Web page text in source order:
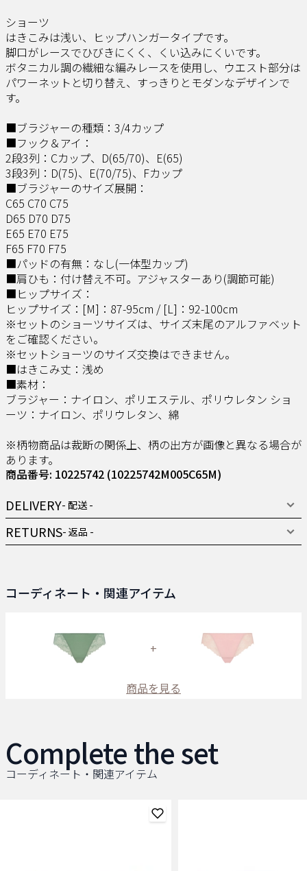
ショーツ
はきこみは浅い、ヒップハンガータイプです。
脚口がレースでひびきにくく、くい込みにくいです。
ボタニカル調の繊細な編みレースを使用し、ウエスト部分は
パワーネットと切り替え、すっきりとモダンなデザインで
す。
■ブラジャーの種類：3/4カップ
■フック＆アイ：
2段3列：Cカップ、D(65/70)、E(65)
3段3列：D(75)、E(70/75)、Fカップ
■ブラジャーのサイズ展開：
C65 C70 C75
D65 D70 D75
E65 E70 E75
F65 F70 F75
■パッドの有無：なし(一体型カップ)
■肩ひも：付け替え不可。アジャスターあり(調節可能)
■ヒップサイズ：
ヒップサイズ：[M]：87-95cm / [L]：92-100cm
※セットのショーツサイズは、サイズ末尾のアルファベット
をご確認ください。
※セットショーツのサイズ交換はできません。
■はきこみ丈：浅め
■素材：
ブラジャー：ナイロン、ポリエステル、ポリウレタン ショ
ーツ：ナイロン、ポリウレタン、綿
※柄物商品は裁断の関係上、柄の出方が画像と異なる場合が
あります。
商品番号: 10225742 (10225742M005C65M)
DELIVERY- 配送 -
RETURNS- 返品 -
コーディネート・関連アイテム
+
商品を見る
Complete the set
コーディネート・関連アイテム